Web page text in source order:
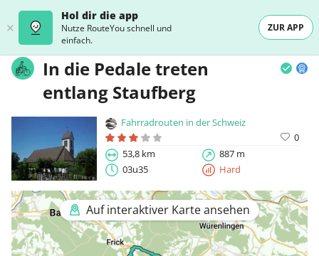
Hol dir die app
Nutze RouteYou schnell und
einfach.
ZUR APP
In die Pedale treten
entlang Staufberg
Fahrradrouten in der Schweiz
0
53,8 km
887 m
03u35
Hard
Auf interaktiver Karte ansehen